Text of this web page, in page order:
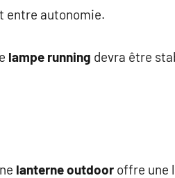
entre autonomie.
lampe running devra être
lanterne outdoor offre une